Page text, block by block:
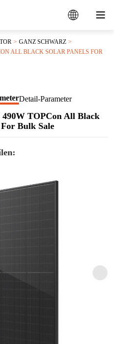
GANZ SCHWARZ
ALL BLACK SOLAR PANELS FOR
Detail-Parameter
TOPCon All Black
Bulk Sale